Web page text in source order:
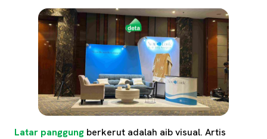
Latar panggung berkerut adalah aib visual. Artis